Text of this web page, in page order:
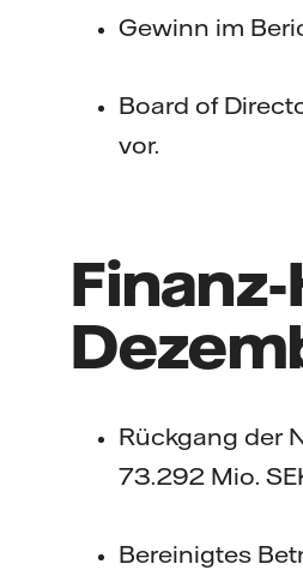
Gewinn im
Board of
vor.
Rückgang der
73.292 Mio.
Bereinigtes